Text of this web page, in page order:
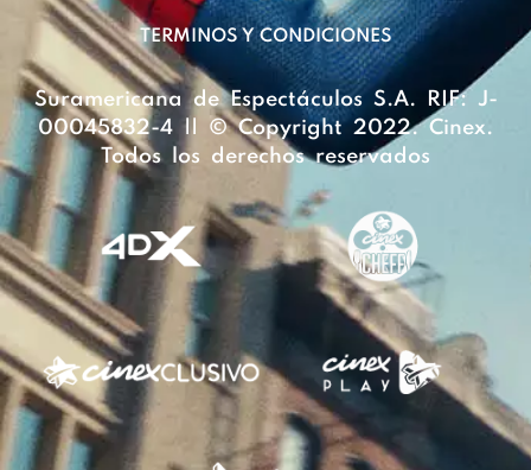
TERMINOS Y CONDICIONES
Suramericana de Espectáculos S.A. RIF: J-
00045832-4 || © Copyright 2022. Cinex.
Todos los derechos reservados